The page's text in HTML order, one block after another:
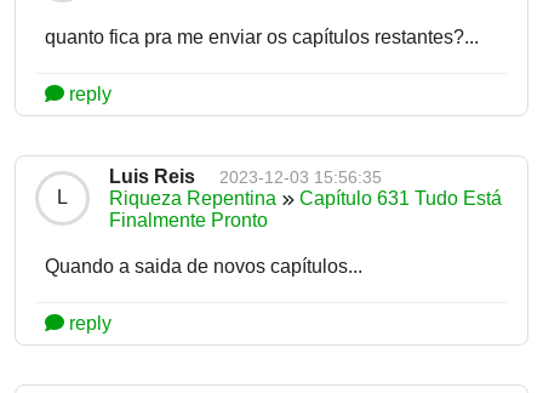
quanto fica pra me enviar os capítulos restantes?...
reply
L
Luis Reis 2023-12-03 15:56:35
Riqueza Repentina
Capítulo 631 Tudo Está
Finalmente Pronto
Quando a saida de novos capítulos...
reply